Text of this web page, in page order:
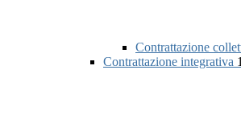
Contrattazione
Contrattazione integrativa